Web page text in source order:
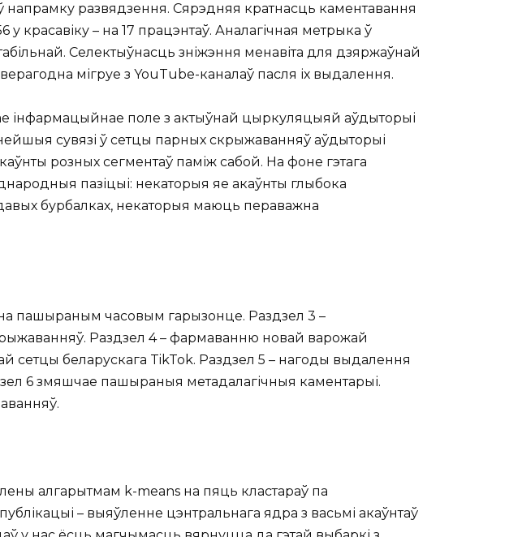
напрамку развядзення. Сярэдняя кратнасць каментавання
у красавіку – на 17 працэнтаў. Аналагічная метрыка ў
Селектыўнасць зніжэння менавіта для дзяржаўнай
мігруе з YouTube-каналаў пасля іх выдалення.
інфармацыйнае поле з актыўнай цыркуляцыяй аўдыторыі
сувязі ў сетцы парных скрыжаванняў аўдыторыі
розных сегментаў паміж сабой. На фоне гэтага
пазіцыі: некаторыя яе акаўнты глыбока
бурбалках, некаторыя маюць пераважна
на пашыраным часовым гарызонце. Раздзел 3 –
Раздзел 4 – фармаванню новай варожай
сетцы беларускага TikTok. Раздзел 5 – нагоды выдалення
6 змяшчае пашыраныя метадалагічныя каментарыі.
алгарытмам k-means на пяць кластараў па
– выяўленне цэнтральнага ядра з васьмі акаўнтаў